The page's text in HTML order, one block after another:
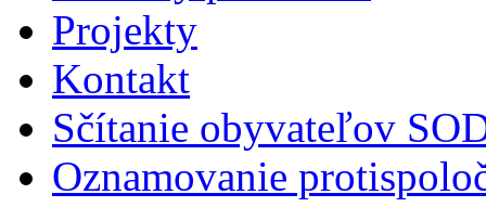
Projekty
Kontakt
Sčítanie obyvateľov
Oznamovanie